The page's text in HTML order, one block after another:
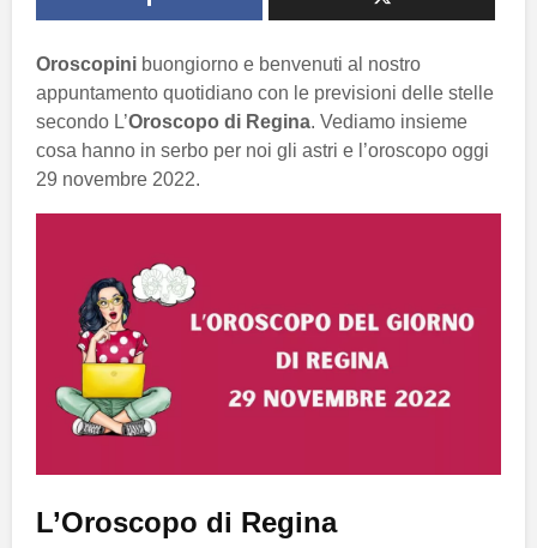
Oroscopini buongiorno e benvenuti al nostro
appuntamento quotidiano con le previsioni delle stelle
secondo L’Oroscopo di Regina. Vediamo insieme
cosa hanno in serbo per noi gli astri e l’oroscopo oggi
29 novembre 2022.
L’Oroscopo di Regina